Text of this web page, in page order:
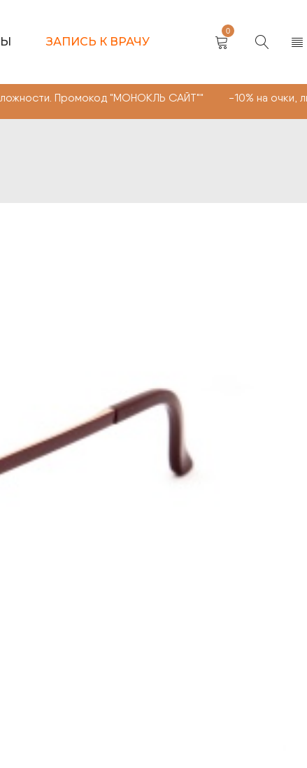
ЗАПИСЬ К ВРАЧУ
0
"МОНОКЛЬ САЙТ"" -10% на очки,